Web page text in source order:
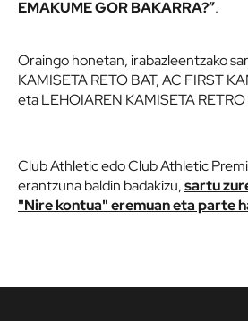
EMAKUME GOR BAKARRA?”.
Oraingo honetan, irabazleentzako
KAMISETA RETO BAT, AC FIRST
eta LEHOIAREN KAMISETA RETRO
Club Athletic edo Club Athletic
erantzuna baldin badakizu,sartu
"Nire kontua" eremuan eta parte